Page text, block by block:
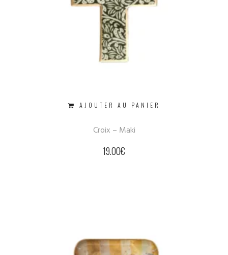
AJOUTER AU PANIER
Croix – Maki
19.00€